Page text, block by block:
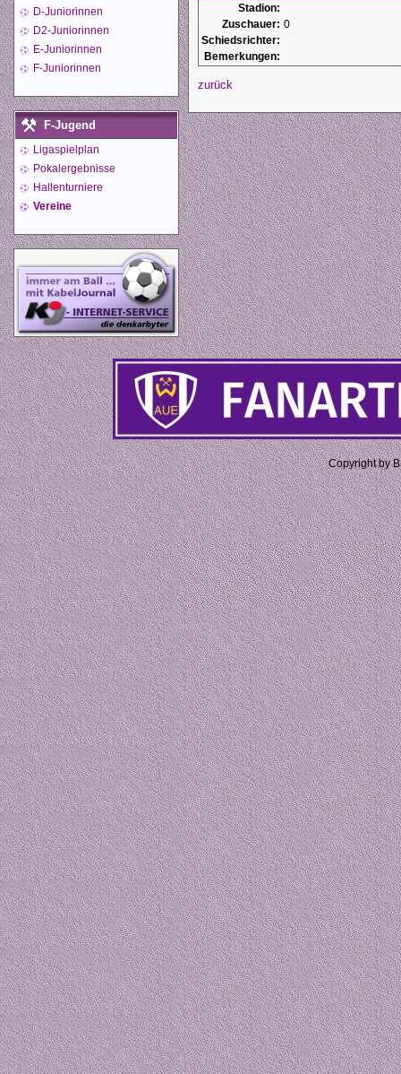
D-Juniorinnen
D2-Juniorinnen
E-Juniorinnen
F-Juniorinnen
F-Jugend
Ligaspielplan
Pokalergebnisse
Hallenturniere
Vereine
Stadion:
Zuschauer: 0
Schiedsrichter:
Bemerkungen:
zurück
Copyright by